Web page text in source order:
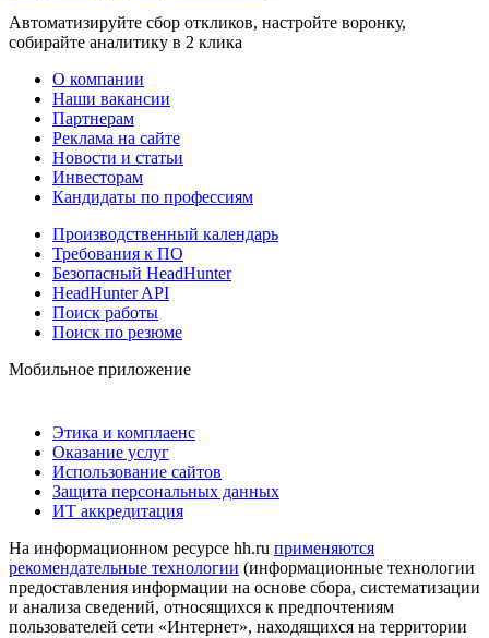
Автоматизируйте сбор откликов, настройте воронку,
собирайте аналитику в 2 клика
О компании
Наши вакансии
Партнерам
Реклама на сайте
Новости и статьи
Инвесторам
Кандидаты по профессиям
Производственный календарь
Требования к ПО
Безопасный HeadHunter
HeadHunter API
Поиск работы
Поиск по резюме
Мобильное приложение
Этика и комплаенс
Оказание услуг
Использование сайтов
Защита персональных данных
ИТ аккредитация
На информационном ресурсе hh.ru применяются
рекомендательные технологии (информационные технологии
предоставления информации на основе сбора, систематизации
и анализа сведений, относящихся к предпочтениям
пользователей сети «Интернет», находящихся на территории